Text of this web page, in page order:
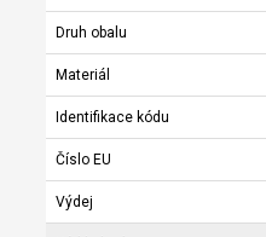
Druh obalu
Materiál
Identifikace kódu
Číslo EU
Výdej